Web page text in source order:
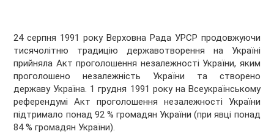
24 серпня 1991 року Верховна Рада УРСР продовжуючи
тисячолітню традицію державотворення на Україні
прийняла Акт проголошення незалежності України, яким
проголошено незалежність України та створено
державу Україна. 1 грудня 1991 року на Всеукраїнському
референдумі Акт проголошення незалежності України
підтримало понад 92 % громадян України (при явці понад
84 % громадян України).